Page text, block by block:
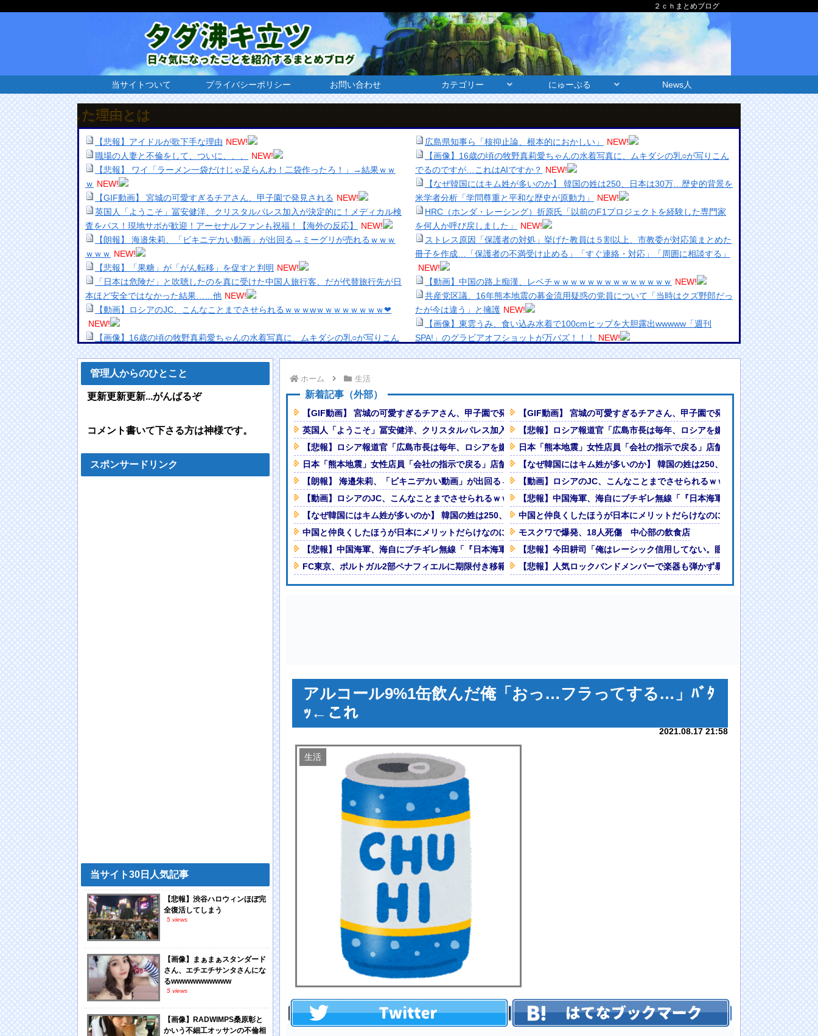
２ｃｈまとめブログ
当サイトついて プライバシーポリシー お問い合わせ カテゴリー にゅーぷる News人
騰した理由とは
【悲報】アイドルが歌下手な理由 NEW!
職場の人妻と不倫をして、ついに、、、
NEW!
【悲報】 ワイ「ラーメン一袋だけじゃ足らんわ！二袋作ったろ！」→結果ｗｗ
ｗ NEW!
【GIF動画】 宮城の可愛すぎるチアさん、甲子園で発見される NEW!
英国人「ようこそ」冨安健洋、クリスタルパレス加入が決定的に！メディカル検
査をパス！現地サポが歓迎！アーセナルファンも祝福！【海外の反応】
NEW!
【朗報】 海邉朱莉、「ビキニデカい動画」が出回る→ミーグリが売れるｗｗｗ
ｗｗｗ NEW!
【悲報】「果糖」が「がん転移」を促すと判明 NEW!
「日本は危険だ」と吹聴したのを真に受けた中国人旅行客、だが代替旅行先が日
本ほど安全ではなかった結果……他 NEW!
【動画】ロシアのJC、こんなことまでさせられるｗｗｗwｗｗｗｗｗｗｗｗ❤
NEW!
【画像】16歳の頃の牧野真莉愛ちゃんの水着写真に、ムキダシの乳○が写りこん
中国と仲良くしたほうが日本にメリットだらけなのにそれを理解してない奴が多
すぎる NEW!
HRC（ホンダ・レーシング）折原氏「以前のF1プロジェクトを経験した専門家
【悲報】今田耕司「俺はレーシック信用してない。眼科医はだれもレーシックし
てない。これが答えやんか」 NEW!
【動画】中国の路上痴漢、レベチｗｗｗｗｗｗｗｗｗｗｗｗｗｗ NEW!
【動画】ブラジルの女子フットサル選手が極悪すぎて5年間の出場停止処分に。
NEW!
【悲報】人気ロックバンドメンバーで楽器も弾かず暴れてるだけのおじさんがバ
【画像】東雲うみ、食い込み水着で100cmヒップを大胆露出wwwww「週刊
クレーンゲームの景品で乳酸菌飲料をゲット、だが飲んでみると妙に酸っぱくて
海外「日本なんて行くんじゃなかった…」 日本を知ってしまったディズニー信
ドイツ人男性がランニングシューズで富士登山 「足をくじいて動けない」
広島県知事ら「核抑止論、根本的におかしい」
NEW!
【画像】16歳の頃の牧野真莉愛ちゃんの水着写真に、ムキダシの乳○が写りこん
でるのですが…これはAIですか？ NEW!
【なぜ韓国にはキム姓が多いのか】 韓国の姓は250、日本は30万…歴史的背景を
米学者分析「学問尊重と平和な歴史が原動力」
NEW!
HRC（ホンダ・レーシング）折原氏「以前のF1プロジェクトを経験した専門家
を何人か呼び戻しました」
NEW!
ストレス原因「保護者の対処」挙げた教員は５割以上、市教委が対応策まとめた
冊子を作成…「保護者の不満受け止める」「すぐ連絡・対応」「周囲に相談する」
NEW!
【動画】中国の路上痴漢、レベチｗｗｗｗｗｗｗｗｗｗｗｗｗｗ NEW!
共産党区議、16年熊本地震の募金流用疑惑の党員について「当時はクズ野郎だっ
たが今は違う」と擁護 NEW!
【画像】東雲うみ、食い込み水着で100cmヒップを大胆露出wwwww「週刊
SPA!」のグラビアオフショットが万バズ！！！
NEW!
美少女図鑑AWARD2026グランプリ・榎本彩乃、グラビア披露！透明感が凄
い！！
熊本地震、「九州自動車道は混んでない」と実況しながら被災地へ向かう有名ア
ナなどに批判殺到 全国紙記者「最新の状況をいち早く伝えることは報道機関として
の責務」「情報を取り上げることには大きな意義がある」
【画像】顔100点、体30点の女ｗｗｗ
「洋画に日本版主題歌は必要か?」論争
【悲報】職場で無能判定された人間って割とガチめに差別されるよな・・・
Powered by livedoor 相互RSS
ホーム 生活
新着記事（外部）
【GIF動画】 宮城の可愛すぎるチアさん、甲子園で発見される
英国人「ようこそ」冨安健洋、クリスタルパレス加入が決定的に！メディカル検査をパス！現地サポが歓迎！アーセナルファンも祝福
【悲報】ロシア報道官「広島市長は毎年、ロシアを嫌悪する『偽りの呪文』を繰り返し、日本人をゾンビ化させている」と主張
日本「熊本地震」女性店員「会社の指示で戻る」店舗会社「取材拒否！」イオンモール熊本「屋外の貯蔵ﾀﾝｸは無傷（謎」イオン従
【朗報】 海邉朱莉、「ビキニデカい動画」が出回る→ミーグリが売れるｗｗｗｗｗｗ
【動画】ロシアのJC、こんなことまでさせられるｗｗｗwｗｗｗｗｗｗｗｗ❤
【なぜ韓国にはキム姓が多いのか】 韓国の姓は250、日本は30万…歴史的背景を米学者分析「学問尊重と平和な歴史が原動力」
中国と仲良くしたほうが日本にメリットだらけなのにそれを理解してない奴が多すぎる
【悲報】中国海軍、海自にブチギレ無線「『日本海軍』はお前たちの憲法に違反している」
FC東京、ポルトガル2部ペナフィエルに期限付き移籍していたMF安斎颯馬の復帰を発表 「自分にできることを精一杯頑張ります」
【GIF動画】 宮城の可愛すぎるチアさん、甲子園で発見される
【悲報】ロシア報道官「広島市長は毎年、ロシアを嫌悪する『偽りの呪文』
日本「熊本地震」女性店員「会社の指示で戻る」店舗会社「取材拒否！」
【なぜ韓国にはキム姓が多いのか】 韓国の姓は250、日本は30万…歴史的背
【動画】ロシアのJC、こんなことまでさせられるｗｗｗwｗｗｗｗｗｗｗｗ❤
【悲報】中国海軍、海自にブチギレ無線「『日本海軍』はお前たちの憲法に
中国と仲良くしたほうが日本にメリットだらけなのにそれを理解してない奴
モスクワで爆発、18人死傷 中心部の飲食店
【悲報】今田耕司「俺はレーシック信用してない。眼科医はだれもレーシッ
【悲報】人気ロックバンドメンバーで楽器も弾かず暴れてるだけのおじさん
アルコール9%1缶飲んだ俺「おっ…フラってする…」ﾊﾞﾀ
ｯ←これ
2021.08.17 21:58
生活
管理人からのひとこと
更新更新更新...がんばるぞ
コメント書いて下さる方は神様です。
スポンサードリンク
当サイト30日人気記事
【悲報】渋谷ハロウィンほぼ完
全復活してしまう
5 views
【画像】まぁまぁスタンダード
さん、エチエチサンタさんにな
るwwwwwwwwwww
5 views
【画像】RADWIMPS桑原彰と
かいう不細工オッサンの不倫相